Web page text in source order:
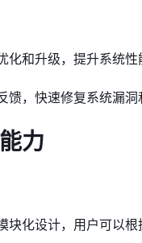
化和升级，提升系统性
馈，快速修复系统漏洞
力
块化设计，用户可以根